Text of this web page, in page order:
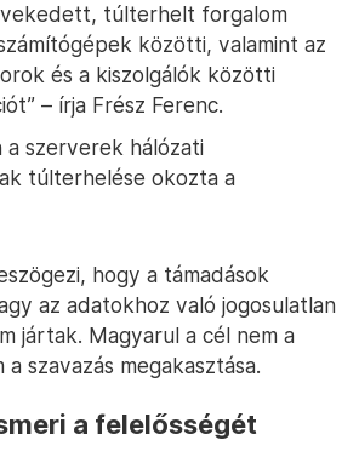
túlterhelt forgalom
közötti, valamint az
és a kiszolgálók közötti
– írja Frész Ferenc.
a szerverek hálózati
túlterhelése okozta a
hogy a támadások
az adatokhoz való jogosulatlan
jártak. Magyarul a cél nem a
szavazás megakasztása.
a felelősségét